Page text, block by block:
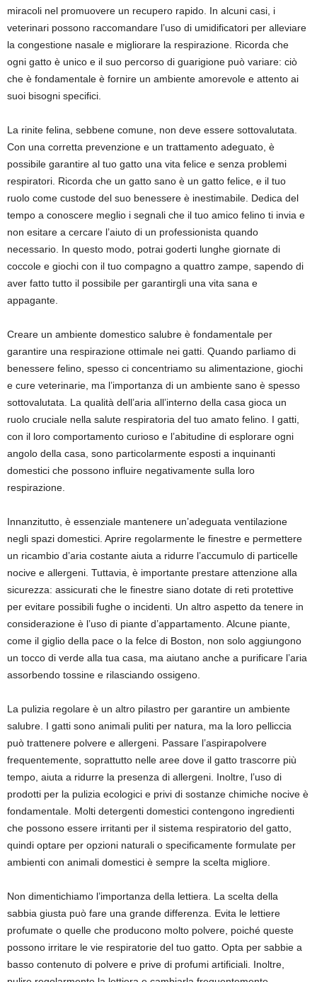
miracoli nel promuovere un recupero rapido. In alcuni casi, i
veterinari possono raccomandare l’uso di umidificatori per alleviare
la congestione nasale e migliorare la respirazione. Ricorda che
ogni gatto è unico e il suo percorso di guarigione può variare: ciò
che è fondamentale è fornire un ambiente amorevole e attento ai
suoi bisogni specifici.
La rinite felina, sebbene comune, non deve essere sottovalutata.
Con una corretta prevenzione e un trattamento adeguato, è
possibile garantire al tuo gatto una vita felice e senza problemi
respiratori. Ricorda che un gatto sano è un gatto felice, e il tuo
ruolo come custode del suo benessere è inestimabile. Dedica del
tempo a conoscere meglio i segnali che il tuo amico felino ti invia e
non esitare a cercare l’aiuto di un professionista quando
necessario. In questo modo, potrai goderti lunghe giornate di
coccole e giochi con il tuo compagno a quattro zampe, sapendo di
aver fatto tutto il possibile per garantirgli una vita sana e
appagante.
Creare un ambiente domestico salubre è fondamentale per
garantire una respirazione ottimale nei gatti. Quando parliamo di
benessere felino, spesso ci concentriamo su alimentazione, giochi
e cure veterinarie, ma l’importanza di un ambiente sano è spesso
sottovalutata. La qualità dell’aria all’interno della casa gioca un
ruolo cruciale nella salute respiratoria del tuo amato felino. I gatti,
con il loro comportamento curioso e l’abitudine di esplorare ogni
angolo della casa, sono particolarmente esposti a inquinanti
domestici che possono influire negativamente sulla loro
respirazione.
Innanzitutto, è essenziale mantenere un’adeguata ventilazione
negli spazi domestici. Aprire regolarmente le finestre e permettere
un ricambio d’aria costante aiuta a ridurre l’accumulo di particelle
nocive e allergeni. Tuttavia, è importante prestare attenzione alla
sicurezza: assicurati che le finestre siano dotate di reti protettive
per evitare possibili fughe o incidenti. Un altro aspetto da tenere in
considerazione è l’uso di piante d’appartamento. Alcune piante,
come il giglio della pace o la felce di Boston, non solo aggiungono
un tocco di verde alla tua casa, ma aiutano anche a purificare l’aria
assorbendo tossine e rilasciando ossigeno.
La pulizia regolare è un altro pilastro per garantire un ambiente
salubre. I gatti sono animali puliti per natura, ma la loro pelliccia
può trattenere polvere e allergeni. Passare l’aspirapolvere
frequentemente, soprattutto nelle aree dove il gatto trascorre più
tempo, aiuta a ridurre la presenza di allergeni. Inoltre, l’uso di
prodotti per la pulizia ecologici e privi di sostanze chimiche nocive è
fondamentale. Molti detergenti domestici contengono ingredienti
che possono essere irritanti per il sistema respiratorio del gatto,
quindi optare per opzioni naturali o specificamente formulate per
ambienti con animali domestici è sempre la scelta migliore.
Non dimentichiamo l’importanza della lettiera. La scelta della
sabbia giusta può fare una grande differenza. Evita le lettiere
profumate o quelle che producono molto polvere, poiché queste
possono irritare le vie respiratorie del tuo gatto. Opta per sabbie a
basso contenuto di polvere e prive di profumi artificiali. Inoltre,